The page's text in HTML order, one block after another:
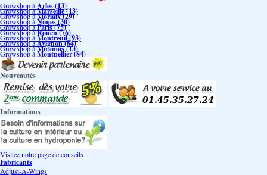
Growshop àArles (13)
Growshop àMarseille (13)
Growshop àMorlaix (29)
Growshop àNimes (30)
Growshop àParis (75)
Growshop àRouen (76)
Growshop àMontreuil (93)
Growshop àAvignon (84)
Growshop àMiramas (13)
Growshop àMontpellier (84)
Nouveautés
Informations
Visitez notre page de conseils
Fabricants
Adjust-A-Wings